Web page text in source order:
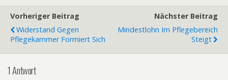
Vorheriger Beitrag
Widerstand Gegen
Pflegekammer Formiert Sich
Nächster Beitrag
Mindestlohn Im Pflegebereich
Steigt
1 Antwort